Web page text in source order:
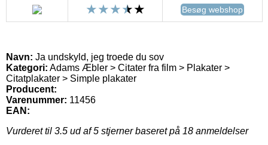
Besøg webshop
Navn: Ja undskyld, jeg troede du sov
Kategori: Adams Æbler > Citater fra film > Plakater >
Citatplakater > Simple plakater
Producent:
Varenummer: 11456
EAN:
Vurderet til 3.5 ud af 5 stjerner baseret på 18 anmeldelser